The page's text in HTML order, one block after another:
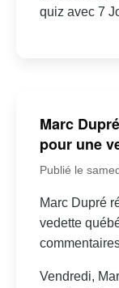
quiz avec 7
Marc
pour une
Publié le
Marc Dupré
vedette
Vendredi,